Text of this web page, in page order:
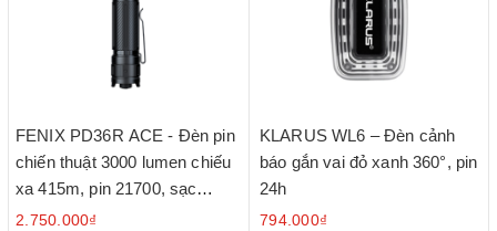
FENIX PD36R ACE - Đèn pin
chiến thuật 3000 lumen chiếu
xa 415m, pin 21700, sạc
USB-C
2.750.000₫
KLARUS WL6 – Đèn cảnh
báo gắn vai đỏ xanh 360°, pin
24h
794.000₫